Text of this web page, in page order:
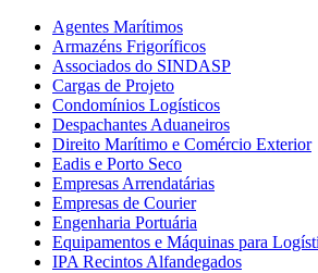
Agentes Marítimos
Armazéns Frigoríficos
Associados do SINDASP
Cargas de Projeto
Condomínios Logísticos
Despachantes Aduaneiros
Direito Marítimo e Comércio Exterior
Eadis e Porto Seco
Empresas Arrendatárias
Empresas de Courier
Engenharia Portuária
Equipamentos e Máquinas para
IPA Recintos Alfandegados